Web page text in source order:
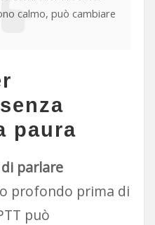
calmo, può cambiare
paura
parlare
profondo prima di
può